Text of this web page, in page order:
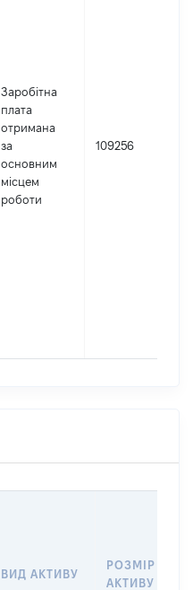
Заробітна
плата
отримана
за
основним
місцем
роботи
109256
ВИД АКТИВУ
РОЗМІР
АКТИВУ